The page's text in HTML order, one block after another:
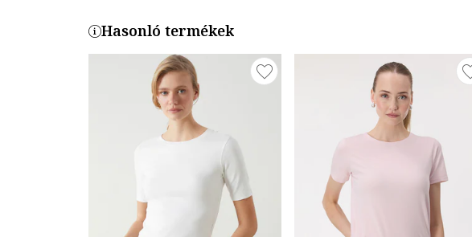
Hasonló termékek